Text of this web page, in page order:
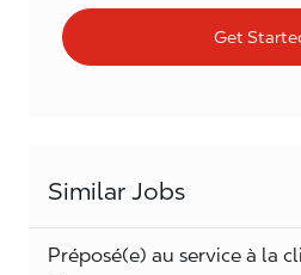
Get
Similar Jobs
Préposé(e) au service à la